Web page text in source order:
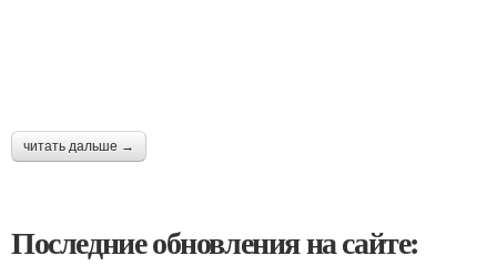
читать дальше →
Последние обновления на сайте: